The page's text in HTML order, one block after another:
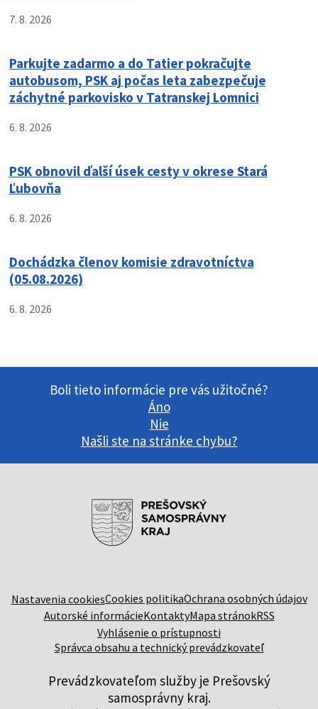
7. 8. 2026
Parkujte zadarmo a do Tatier pokračujte
autobusom, PSK aj počas leta zabezpečuje
záchytné parkovisko v Tatranskej Lomnici
6. 8. 2026
PSK obnovil ďalší úsek cesty v okrese Stará
Ľubovňa
6. 8. 2026
Dochádzka členov komisie zdravotníctva
(05.08.2026)
6. 8. 2026
Boli tieto informácie pre vás užitočné?
Áno
Nie
Našli ste na stránke chybu?
Nastavenia cookiesCookies politikaOchrana osobných údajov
Autorské informácieKontaktyMapa stránokRSS
Vyhlásenie o prístupnosti
Správca obsahu a technický prevádzkovateľ
Prevádzkovateľom služby je Prešovský
samosprávny kraj.